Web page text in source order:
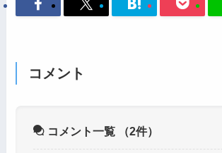
コメント
コメント一覧 （2件）